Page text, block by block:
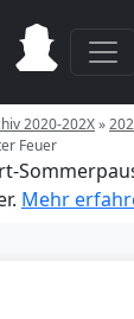
2020-202X»
Feuer
Mehr